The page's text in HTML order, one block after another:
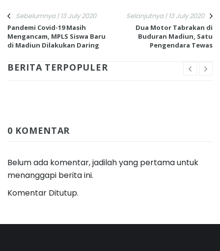
Sebelumnya | 13 July 2020
Pandemi Covid-19 Masih
Mengancam, MPLS Siswa Baru
di Madiun Dilakukan Daring
Selanjutnya | 13 July 2020
Dua Motor Tabrakan di
Buduran Madiun, Satu
Pengendara Tewas
BERITA TERPOPULER
0 KOMENTAR
Belum ada komentar, jadilah yang pertama untuk
menanggapi berita ini.
Komentar Ditutup.